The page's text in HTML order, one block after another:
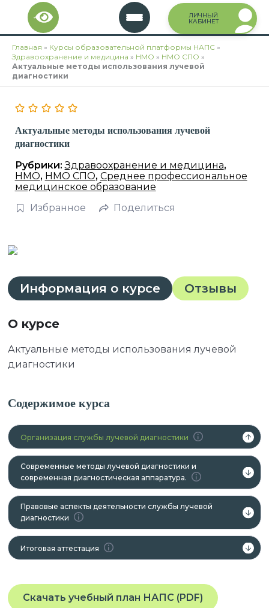
Перейти
содержимому
ЛИЧНЫЙ
КАБИНЕТ
Главная » Курсы образовательной платформы НАПС »
Здравоохранение и медицина » НМО » НМО СПО »
Актуальные методы использования лучевой
диагностики
Актуальные методы использования лучевой
диагностики
Рубрики:Здравоохранение и медицина,
НМО, НМО СПО, Среднее профессиональное
медицинское образование
Избранное
Поделиться
Информация о курсе Отзывы
О курсе
Актуальные методы использования лучевой
диагностики
Содержимое курса
Организация службы лучевой диагностики
Современные методы лучевой диагностики и
современная диагностическая аппаратура.
Правовые аспекты деятельности службы лучевой
диагностики
Итоговая аттестация
Скачать учебный план НАПС (PDF)